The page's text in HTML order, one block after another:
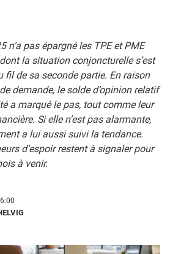
n’a pas épargné les TPE et PME
la situation conjoncturelle s’est
fil de sa seconde partie. En raison
demande, le solde d’opinion relatif
a marqué le pas, tout comme leur
Si elle n’est pas alarmante,
a lui aussi suivi la tendance.
d’espoir restent à signaler pour
à venir.